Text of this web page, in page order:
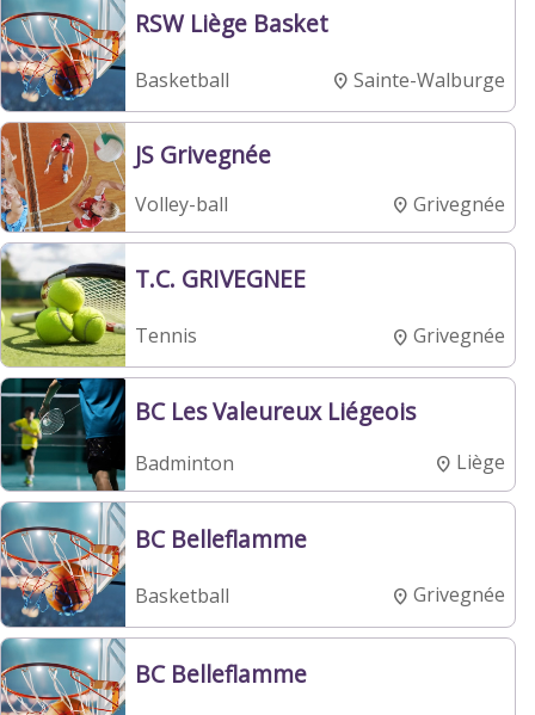
RSW Liège Basket
Basketball Sainte-Walburge
JS Grivegnée
Volley-ball Grivegnée
T.C. GRIVEGNEE
Tennis Grivegnée
BC Les Valeureux Liégeois
Badminton Liège
BC Belleflamme
Basketball Grivegnée
BC Belleflamme